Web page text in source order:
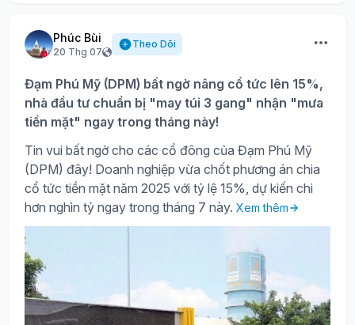
Phúc Bùi
20 Thg 07
Theo Dõi
Đạm Phú Mỹ (DPM) bất ngờ nâng cổ tức lên 15%,
nhà đầu tư chuẩn bị "may túi 3 gang" nhận "mưa
tiền mặt" ngay trong tháng này!
Tin vui bất ngờ cho các cổ đông của Đạm Phú Mỹ
(DPM) đây! Doanh nghiệp vừa chốt phương án chia
cổ tức tiền mặt năm 2025 với tỷ lệ 15%, dự kiến chi
hơn nghìn tỷ ngay trong tháng 7 này. Xem thêm